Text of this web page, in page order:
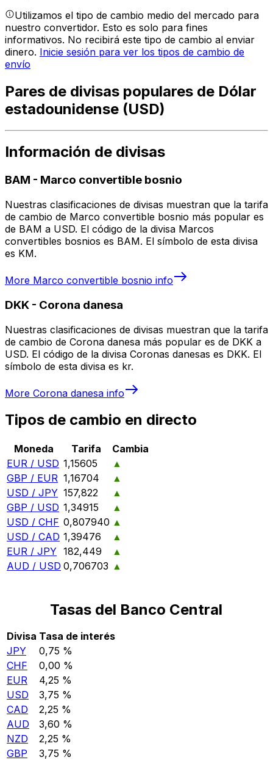
Utilizamos el tipo de cambio medio del mercado para
nuestro convertidor. Esto es solo para fines
informativos. No recibirá este tipo de cambio al enviar
dinero. Inicie sesión para ver los tipos de cambio de
envío
Pares de divisas populares de Dólar
estadounidense (USD)
Información de divisas
BAM - Marco convertible bosnio
Nuestras clasificaciones de divisas muestran que la tarifa
de cambio de Marco convertible bosnio más popular es
de BAM a USD. El código de la divisa Marcos
convertibles bosnios es BAM. El símbolo de esta divisa
es KM.
More Marco convertible bosnio info
DKK - Corona danesa
Nuestras clasificaciones de divisas muestran que la tarifa
de cambio de Corona danesa más popular es de DKK a
USD. El código de la divisa Coronas danesas es DKK. El
símbolo de esta divisa es kr.
More Corona danesa info
Tipos de cambio en directo
Moneda Tarifa
Cambia
EUR / USD 1,15605
▲
GBP / EUR 1,16704
▲
USD / JPY 157,822
▲
GBP / USD 1,34915
▲
USD / CHF 0,807940 ▲
USD / CAD 1,39476
▲
EUR / JPY 182,449
▲
AUD / USD 0,706703 ▲
Tasas del Banco Central
Divisa Tasa de interés
JPY
0,75 %
CHF
0,00 %
EUR
4,25 %
USD
3,75 %
CAD
2,25 %
AUD
3,60 %
NZD
2,25 %
GBP
3,75 %